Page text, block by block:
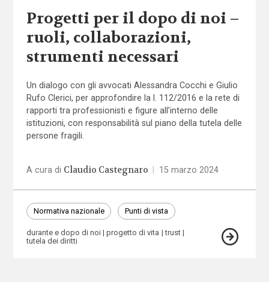
Progetti per il dopo di noi –
ruoli, collaborazioni,
strumenti necessari
Un dialogo con gli avvocati Alessandra Cocchi e Giulio
Rufo Clerici, per approfondire la l. 112/2016 e la rete di
rapporti tra professionisti e figure all’interno delle
istituzioni, con responsabilità sul piano della tutela delle
persone fragili.
A cura di Claudio Castegnaro 15 marzo 2024
Normativa nazionale Punti di vista
durante e dopo di noi progetto di vita
trust
tutela dei diritti